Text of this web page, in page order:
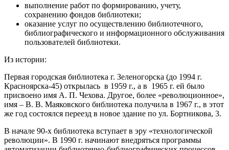
выполнение работ по формированию, учету,
сохранению фондов библиотеки;
оказание услуг по осуществлению библиотечного,
библиографического и информационного обслуживания
пользователей библиотеки.
Из истории:
Первая городская библиотека г. Зеленогорска (до 1994 г.
Красноярска-45) открылась в 1959 г., а в 1965 г. ей было
присвоено имя А. П. Чехова. Другое, более «революционное»,
имя – В. В. Маяковского библиотека получила в 1967 г., в этот
же год состоялся переезд в новое здание по ул. Бортникова, 3.
В начале 90-х библиотека вступает в эру «технологической
революции». В 1990 г. начинают внедряться программы